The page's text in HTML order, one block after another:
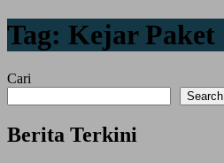
Tag: Kejar Paket
Cari
Search
Berita Terkini